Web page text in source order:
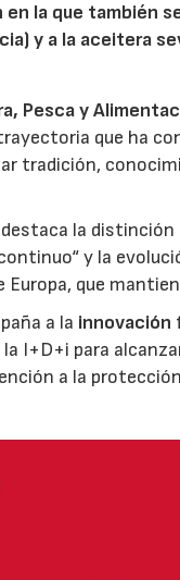
en la que también
y a la aceitera
Pesca y
que ha
tradición,
la distinción
y la
que
a la innovación
la I+D+i para
a la